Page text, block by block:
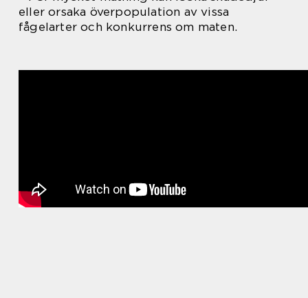
eller orsaka överpopulation av vissa
fågelarter och konkurrens om maten.